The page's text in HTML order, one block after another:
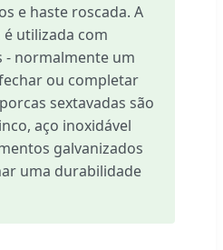
e haste roscada. A
utilizada com
- normalmente um
ou completar
sextavadas são
aço inoxidável
galvanizados
uma durabilidade